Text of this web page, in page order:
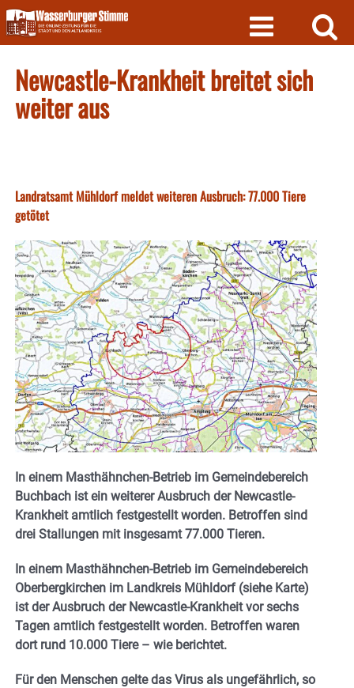
Skip
to
content
Newcastle-Krankheit breitet sich
weiter aus
Landratsamt Mühldorf meldet weiteren Ausbruch: 77.000 Tiere
getötet
In einem Masthähnchen-Betrieb im Gemeindebereich
Buchbach ist ein weiterer Ausbruch der Newcastle-
Krankheit amtlich festgestellt worden. Betroffen sind
drei Stallungen mit insgesamt 77.000 Tieren.
In einem Masthähnchen-Betrieb im Gemeindebereich
Oberbergkirchen im Landkreis Mühldorf (siehe Karte)
ist der Ausbruch der Newcastle-Krankheit vor sechs
Tagen amtlich festgestellt worden. Betroffen waren
dort rund 10.000 Tiere – wie berichtet.
Für den Menschen gelte das Virus als ungefährlich, so